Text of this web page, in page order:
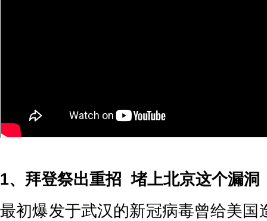
1、拜登祭出重招 堵上北京这个漏洞
最初爆发于武汉的新冠病毒曾给美国